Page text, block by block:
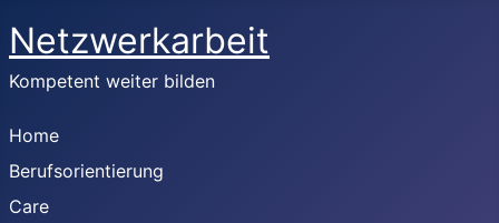
Netzwerkarbeit
Kompetent weiter bilden
Home
Berufsorientierung
Care